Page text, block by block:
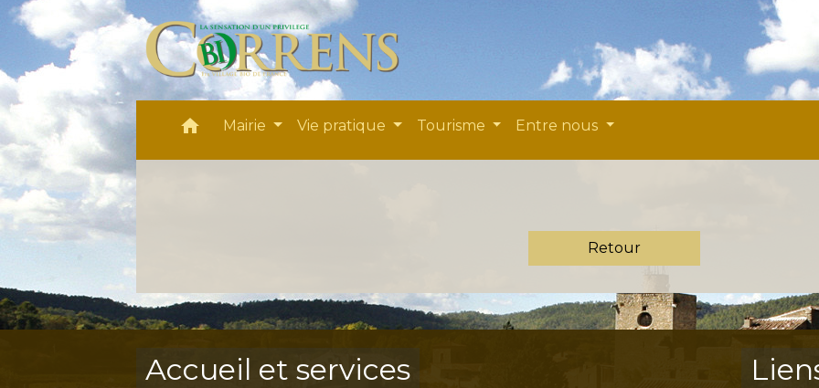
home Mairie Vie pratique Tourisme Entre nous
Retour
Accueil et services